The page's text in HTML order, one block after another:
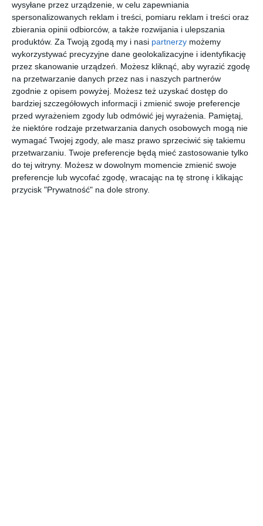
wysyłane przez urządzenie, w celu zapewniania
spersonalizowanych reklam i treści, pomiaru reklam i treści oraz
zbierania opinii odbiorców, a także rozwijania i ulepszania
produktów. Za Twoją zgodą my i nasi partnerzy możemy
wykorzystywać precyzyjne dane geolokalizacyjne i identyfikację
przez skanowanie urządzeń. Możesz kliknąć, aby wyrazić zgodę
na przetwarzanie danych przez nas i naszych partnerów
zgodnie z opisem powyżej. Możesz też uzyskać dostęp do
bardziej szczegółowych informacji i zmienić swoje preferencje
przed wyrażeniem zgody lub odmówić jej wyrażenia.
Pamiętaj,
że niektóre rodzaje przetwarzania danych osobowych mogą nie
wymagać Twojej zgody, ale masz prawo sprzeciwić się takiemu
przetwarzaniu. Twoje preferencje będą mieć zastosowanie tylko
do tej witryny. Możesz w dowolnym momencie zmienić swoje
preferencje lub wycofać zgodę, wracając na tę stronę i klikając
przycisk "Prywatność" na dole strony.
przejdź do
sklepu
przejdź do
przejdź do
sklepu
SAINT
LAURENT
SL 663 004
1.36400
przejdź do
sklepu
RAY-BAN
0RX3447V
2861 ICON
56400
przejdź do
sklepu
VERSACE
0VE1304
1433
75600
przejdź do
sklepu
RAY-BAN
0RX7046
8140 ICON
476,
00
przejdź do
sklepu